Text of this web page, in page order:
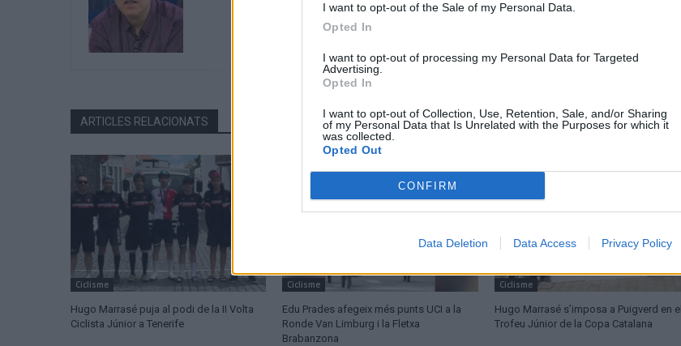
I want to opt-out of the Sale of my Personal Data.
Opted In
I want to opt-out of processing my Personal Data for Targeted
Advertising.
Opted In
I want to opt-out of Collection, Use, Retention, Sale, and/or Sharing
of my Personal Data that Is Unrelated with the Purposes for which it
was collected.
Opted Out
CONFIRM
Data Deletion Data Access Privacy Policy
ARTICLES RELACIONATS
Ciclisme
Hugo Marrasé puja al podi de la II Volta
Ciclista Júnior a Tenerife
Ciclisme
Edu Prades afegeix més punts UCI a la
Ronde Van Limburg i la Fletxa
Brabanzona
Ciclisme
Hugo Marrasé s’imposa a Puigverd en el
Trofeu Júnior de la Copa Catalana